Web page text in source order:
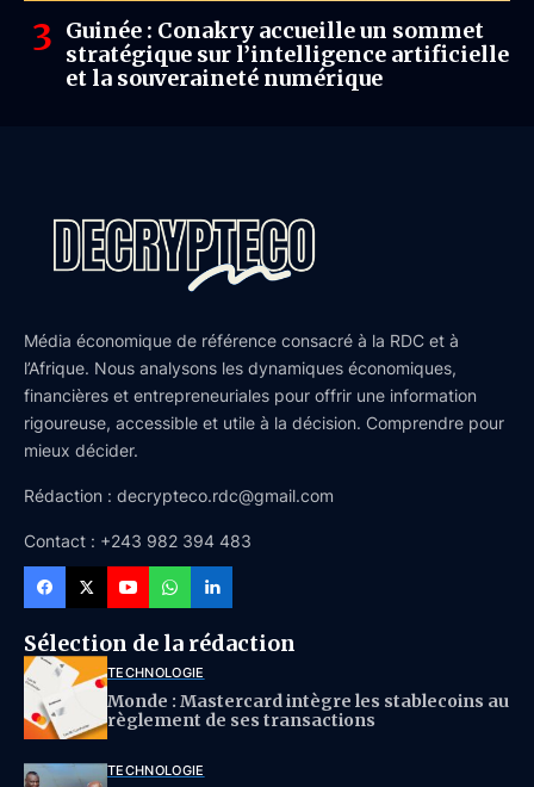
Guinée : Conakry accueille un sommet
stratégique sur l’intelligence artificielle
et la souveraineté numérique
Média économique de référence consacré à la RDC et à
l’Afrique. Nous analysons les dynamiques économiques,
financières et entrepreneuriales pour offrir une information
rigoureuse, accessible et utile à la décision. Comprendre pour
mieux décider.
Rédaction : decrypteco.rdc@gmail.com
Contact : +243 982 394 483
Sélection de la rédaction
TECHNOLOGIE
Monde : Mastercard intègre les stablecoins au
règlement de ses transactions
TECHNOLOGIE